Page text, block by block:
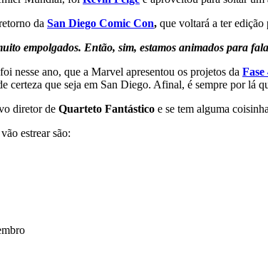
da San Diego Comic Con, que voltará a ter
empolgados. Então, sim, estamos animados para
nesse ano, que a Marvel apresentou os projetos da Fase
certeza que seja em San Diego. Afinal, é sempre por lá
diretor de Quarteto Fantástico e se tem alguma
estrear são: